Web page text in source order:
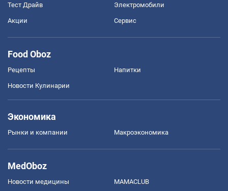
Тест Драйв Электромобили
Акции Сервис
Food Oboz
Рецепты Напитки
Новости Кулинарии
Экономика
Рынки и компании Mакроэкономика
MedOboz
Новости медицины MAMACLUB